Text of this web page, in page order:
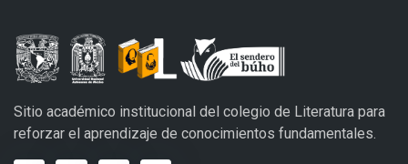
Sitio académico institucional del colegio de Literatura para
reforzar el aprendizaje de conocimientos fundamentales.